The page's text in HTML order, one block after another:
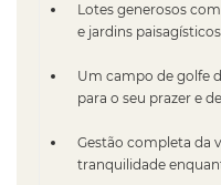
Lotes generosos
e jardins paisagísticos
Um campo de golfe
para o seu prazer e
Gestão completa da
tranquilidade